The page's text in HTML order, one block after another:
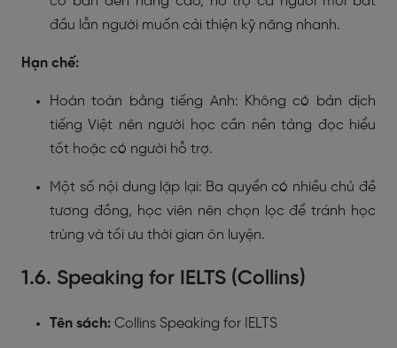
đầu lẫn người muốn cải thiện kỹ năng nhanh.
Hạn chế:
Hoàn toàn bằng tiếng Anh: Không có bản dịch
tiếng Việt nên người học cần nền tảng đọc hiểu
tốt hoặc có người hỗ trợ.
Một số nội dung lặp lại: Ba quyển có nhiều chủ đề
tương đồng, học viên nên chọn lọc để tránh học
trùng và tối ưu thời gian ôn luyện.
1.6. Speaking for IELTS (Collins)
Tên sách: Collins Speaking for IELTS